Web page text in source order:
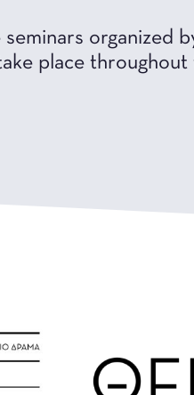
organized
place throughout